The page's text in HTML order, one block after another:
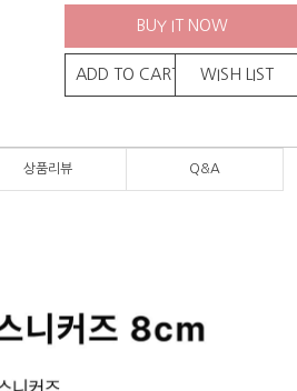
BUY IT NOW
ADD TO CART WISH LIST
상품리뷰 Q&A